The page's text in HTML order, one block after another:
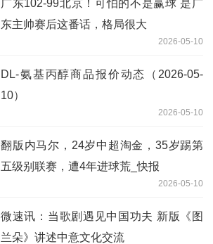
广东102-99北京！可怕的不是赢球 是广
东主帅赛后这番话，格局很大
2026-05-10
DL-氨基丙醇商品报价动态（2026-05-
10）
2026-05-10
翻版内马尔，24岁中超淘金，35岁踢第
五级别联赛，遭4年进球荒_快报
2026-05-10
微速讯：当歌剧遇见中国功夫 新版《图
兰朵》讲述中意文化交流